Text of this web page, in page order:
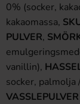
0% (socker,
kakaomassa,
PULVER,
vanillin),
socker, palmolja